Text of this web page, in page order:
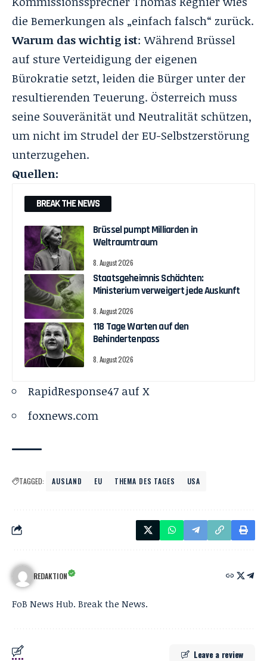
die Bemerkungen als „einfach falsch“ zurück.
Warum das wichtig ist: Während Brüssel
auf sture Verteidigung der eigenen
Bürokratie setzt, leiden die Bürger unter der
resultierenden Teuerung. Österreich muss
seine Souveränität und Neutralität schützen,
um nicht im Strudel der EU-Selbstzerstörung
unterzugehen.
Quellen:
BREAK THE NEWS
Brüssel pumpt Milliarden in
Weltraumtraum
8. August 2026
Staatsgeheimnis Schächten:
Ministerium verweigert jede Auskunft
8. August 2026
118 Tage Warten auf den
Behindertenpass
8. August 2026
RapidResponse47 auf X
foxnews.com
TAGGED: AUSLAND EU THEMA DES TAGES USA
REDAKTION
FoB News Hub. Break the News.
Leave a review